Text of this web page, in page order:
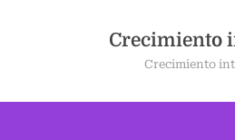
Crecimiento
Crecimiento